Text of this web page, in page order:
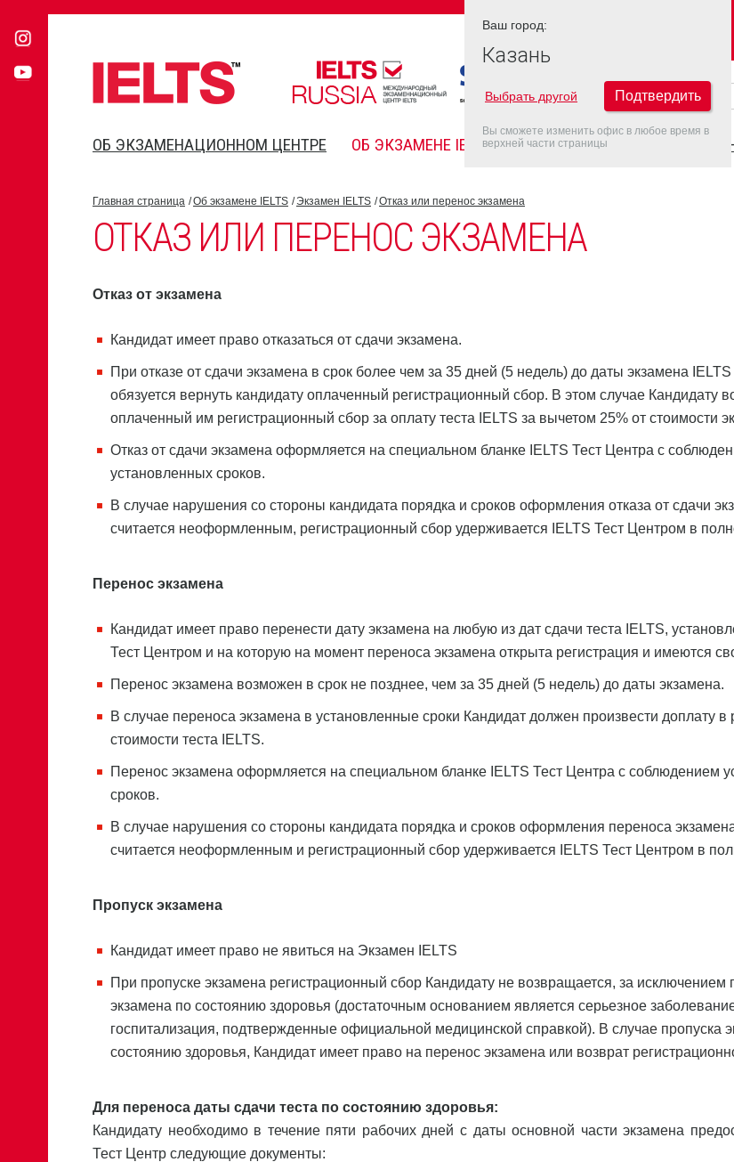
ОБ ЭКЗАМЕНАЦИОННОМ ЦЕНТРЕ ОБ ЭКЗАМЕНЕ IELTS FAQ ДАТЫ IELTS 2022
Главная страница Об экзамене IELTS Экзамен IELTS Отказ или перенос экзамена
ОТКАЗ ИЛИ ПЕРЕНОС ЭКЗАМЕНА
Отказ от экзамена
Кандидат имеет право отказаться от сдачи экзамена.
При отказе от сдачи экзамена в срок более чем за 35 дней (5 недель) до даты экзамена
обязуется вернуть кандидату оплаченный регистрационный сбор. В этом случае Кандидату
оплаченный им регистрационный сбор за оплату теста IELTS за вычетом 25% от стоимости
Отказ от сдачи экзамена оформляется на специальном бланке IELTS Тест Центра с
установленных сроков.
В случае нарушения со стороны кандидата порядка и сроков оформления отказа от сдачи
считается неоформленным, регистрационный сбор удерживается IELTS Тест Центром в
Перенос экзамена
Кандидат имеет право перенести дату экзамена на любую из дат сдачи теста IELTS,
Тест Центром и на которую на момент переноса экзамена открыта регистрация и имеются
Перенос экзамена возможен в срок не позднее, чем за 35 дней (5 недель) до даты экзамена.
В случае переноса экзамена в установленные сроки Кандидат должен произвести доплату в
стоимости теста IELTS.
Перенос экзамена оформляется на специальном бланке IELTS Тест Центра с соблюдением
сроков.
В случае нарушения со стороны кандидата порядка и сроков оформления переноса
считается неоформленным и регистрационный сбор удерживается IELTS Тест Центром в
Пропуск экзамена
Кандидат имеет право не явиться на Экзамен IELTS
При пропуске экзамена регистрационный сбор Кандидату не возвращается, за исключением
экзамена по состоянию здоровья (достаточным основанием является серьезное
госпитализация, подтвержденные официальной медицинской справкой). В случае пропуска
состоянию здоровья, Кандидат имеет право на перенос экзамена или возврат
Для переноса даты сдачи теста по состоянию здоровья:
Кандидату необходимо в течение пяти рабочих дней с даты основной части экзамена
Тест Центр следующие документы:
Ваш город:
Казань
Выбрать другой Подтвердить
Вы сможете изменить офис в любое время в
верхней части страницы